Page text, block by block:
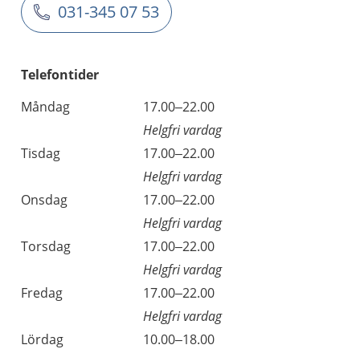
031-345 07 53
Telefontider
Måndag
17.00–22.00
Helgfri vardag
Tisdag
17.00–22.00
Helgfri vardag
Onsdag
17.00–22.00
Helgfri vardag
Torsdag
17.00–22.00
Helgfri vardag
Fredag
17.00–22.00
Helgfri vardag
Lördag
10.00–18.00